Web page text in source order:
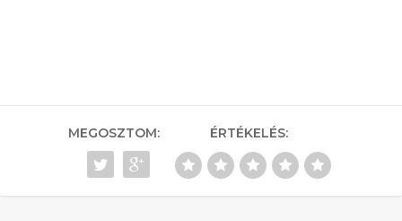
MEGOSZTOM: ÉRTÉKELÉS: